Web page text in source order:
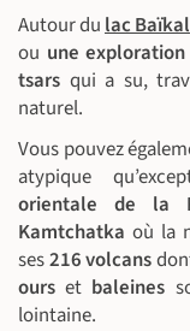
Autour du lac Baïkal
ou une
tsars qui a su,
naturel.
Vous pouvez
atypique
orientale de la
Kamtchatka où la
ses216 volcans
ourset baleines
lointaine.